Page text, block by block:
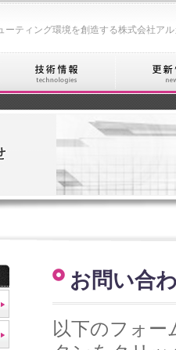
ーティング環境を創造する株式会社ア
お問い合
以下のフォー